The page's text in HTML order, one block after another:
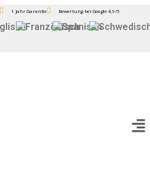
1 Jahr Garantie Bewertung bei Google 4,9/5